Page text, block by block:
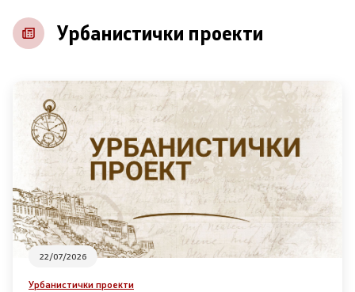
Урбанистички проекти
22/07/2026
Урбанистички проекти